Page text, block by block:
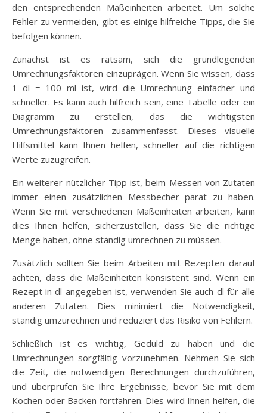
den entsprechenden Maßeinheiten arbeitet. Um solche
Fehler zu vermeiden, gibt es einige hilfreiche Tipps, die Sie
befolgen können.
Zunächst ist es ratsam, sich die grundlegenden
Umrechnungsfaktoren einzuprägen. Wenn Sie wissen, dass
1 dl = 100 ml ist, wird die Umrechnung einfacher und
schneller. Es kann auch hilfreich sein, eine Tabelle oder ein
Diagramm zu erstellen, das die wichtigsten
Umrechnungsfaktoren zusammenfasst. Dieses visuelle
Hilfsmittel kann Ihnen helfen, schneller auf die richtigen
Werte zuzugreifen.
Ein weiterer nützlicher Tipp ist, beim Messen von Zutaten
immer einen zusätzlichen Messbecher parat zu haben.
Wenn Sie mit verschiedenen Maßeinheiten arbeiten, kann
dies Ihnen helfen, sicherzustellen, dass Sie die richtige
Menge haben, ohne ständig umrechnen zu müssen.
Zusätzlich sollten Sie beim Arbeiten mit Rezepten darauf
achten, dass die Maßeinheiten konsistent sind. Wenn ein
Rezept in dl angegeben ist, verwenden Sie auch dl für alle
anderen Zutaten. Dies minimiert die Notwendigkeit,
ständig umzurechnen und reduziert das Risiko von Fehlern.
Schließlich ist es wichtig, Geduld zu haben und die
Umrechnungen sorgfältig vorzunehmen. Nehmen Sie sich
die Zeit, die notwendigen Berechnungen durchzuführen,
und überprüfen Sie Ihre Ergebnisse, bevor Sie mit dem
Kochen oder Backen fortfahren. Dies wird Ihnen helfen, die